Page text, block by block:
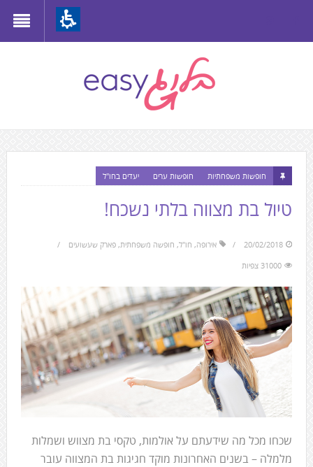
to
move
to
the
main
Content
התוכן
המרכזי,
You
can
press
Enter
to
skip
to
the
next
area
חופשות משפחתיות חופשות ערים יעדים בחו"ל
טיול בת מצווה בלתי נשכח!
20/02/2018 אירופה, חו"ל, חופשה משפחתית, פארק שעשועים
31000 צפיות
שכחו מכל מה שידעתם על אולמות, טקסי בת מצווש ושמלות
מלמלה – בשנים האחרונות מוקד חגיגות בת המצווה עובר